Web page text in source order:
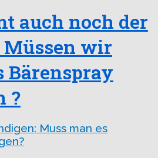
auch noch der
Müssen wir
?